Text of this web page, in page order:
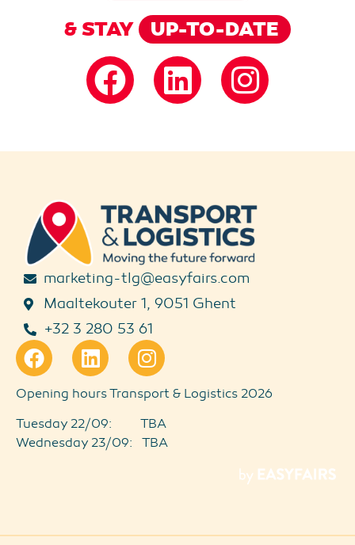
& STAY
UP-TO-DATE
marketing-tlg@easyfairs.com
Maaltekouter 1, 9051 Ghent
+32 3 280 53 61
Opening hours Transport & Logistics 2026
Tuesday 22/09: TBA
Wednesday 23/09: TBA